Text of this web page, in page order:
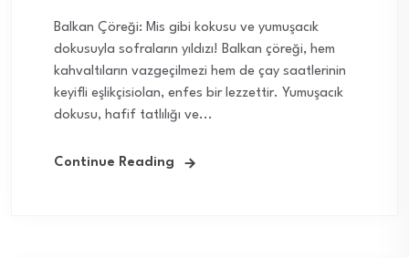
Balkan Çöreği: Mis gibi kokusu ve yumuşacık
dokusuyla sofraların yıldızı! Balkan çöreği, hem
kahvaltıların vazgeçilmezi hem de çay saatlerinin
keyifli eşlikçisiolan, enfes bir lezzettir. Yumuşacık
dokusu, hafif tatlılığı ve...
Continue Reading